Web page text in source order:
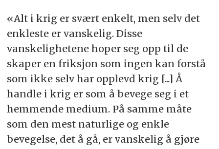
«Alt i krig er svært enkelt, men selv det
enkleste er vanskelig. Disse
vanskelighetene hoper seg opp til de
skaper en friksjon som ingen kan forstå
som ikke selv har opplevd krig [...] Å
handle i krig er som å bevege seg i et
hemmende medium. På samme måte
som den mest naturlige og enkle
bevegelse, det å gå, er vanskelig å gjøre